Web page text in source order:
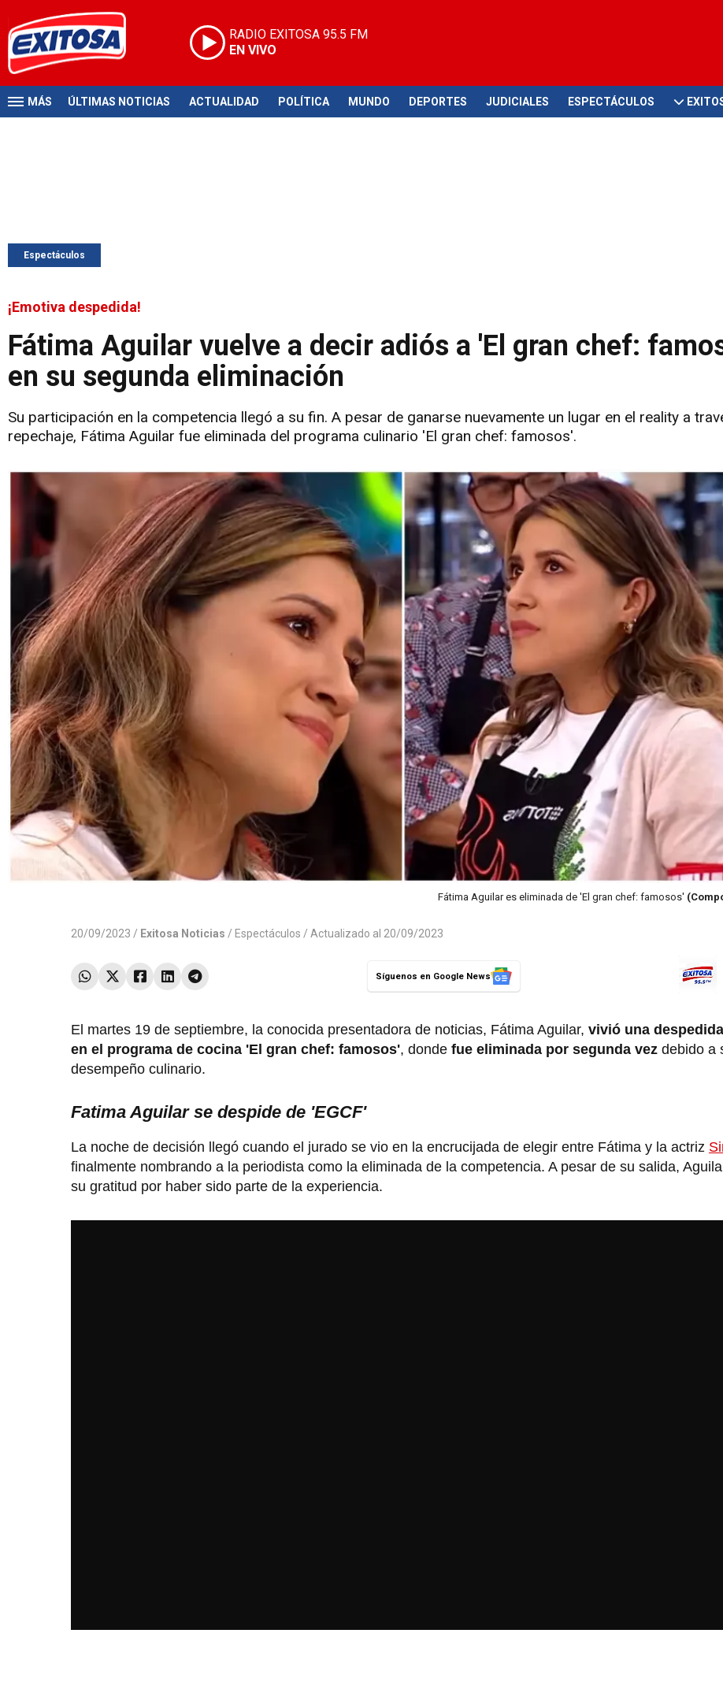
RADIO EXITOSA 95.5 FM
EN VIVO
MÁS ÚLTIMAS NOTICIAS ACTUALIDAD POLÍTICA MUNDO DEPORTES JUDICIALES ESPECTÁCULOS
Espectáculos
¡Emotiva despedida!
Fátima Aguilar vuelve a decir adiós a 'El gran chef:
en su segunda eliminación
Su participación en la competencia llegó a su fin. A pesar de ganarse nuevamente un lugar en el reality a
repechaje, Fátima Aguilar fue eliminada del programa culinario 'El gran chef: famosos'.
Fátima Aguilar es eliminada de 'El gran chef: famosos'
20/09/2023 / Exitosa Noticias / Espectáculos / Actualizado al 20/09/2023
Síguenos en Google News
El martes 19 de septiembre, la conocida presentadora de noticias, Fátima Aguilar, vivió una
en el programa de cocina 'El gran chef: famosos', donde fue eliminada por segunda vez debido a
desempeño culinario.
Fatima Aguilar se despide de 'EGCF'
La noche de decisión llegó cuando el jurado se vio en la encrucijada de elegir entre Fátima y la actriz
finalmente nombrando a la periodista como la eliminada de la competencia. A pesar de su salida,
su gratitud por haber sido parte de la experiencia.